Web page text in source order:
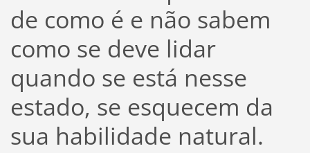
de como é e não sabem
como se deve lidar
quando se está nesse
estado, se esquecem da
sua habilidade natural.